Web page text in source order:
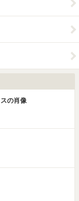
の肖像